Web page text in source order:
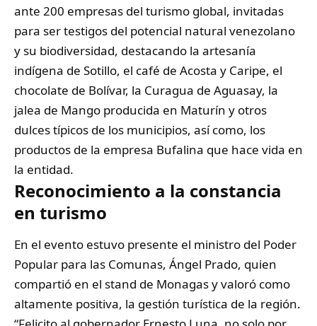
ante 200 empresas del turismo global, invitadas
para ser testigos del potencial natural venezolano
y su biodiversidad, destacando la artesanía
indígena de Sotillo, el café de Acosta y Caripe, el
chocolate de Bolívar, la Curagua de Aguasay, la
jalea de Mango producida en Maturín y otros
dulces típicos de los municipios, así como, los
productos de la empresa Bufalina que hace vida en
la entidad.
Reconocimiento a la constancia
en turismo
En el evento estuvo presente el ministro del Poder
Popular para las Comunas, Ángel Prado, quien
compartió en el stand de Monagas y valoró como
altamente positiva, la gestión turística de la región.